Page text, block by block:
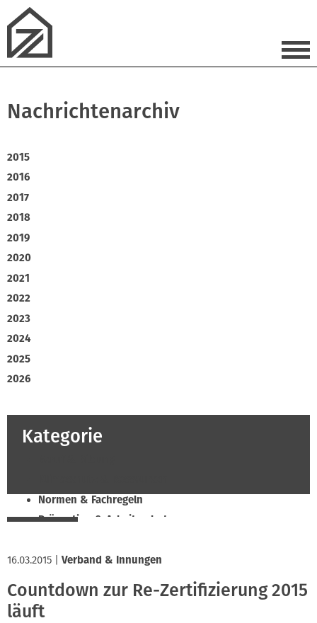
Nachrichtenarchiv
2015
2016
2017
2018
2019
2020
2021
2022
2023
2024
2025
2026
Kategorie
Normen & Fachregeln
Prävention & Arbeitsschutz
Soziales & Tarifpolitik
Verband & Innungen
Innung
16.03.2015 Verband & Innungen
Countdown zur Re-Zertifizierung 2015
läuft